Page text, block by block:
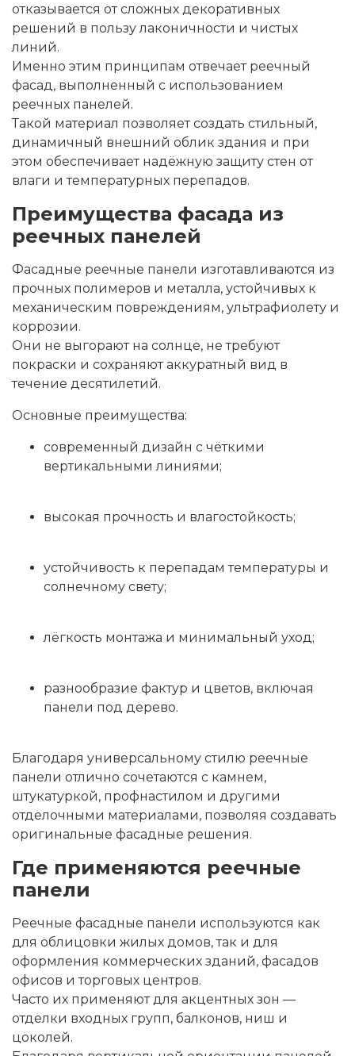
отказывается от сложных декоративных
решений в пользу лаконичности и чистых
линий.
Именно этим принципам отвечает реечный
фасад , выполненный с использованием
реечных панелей.
Такой материал позволяет создать стильный,
динамичный внешний облик здания и при
этом обеспечивает надёжную защиту стен от
влаги и температурных перепадов.
Преимущества фасада из
реечных панелей
Фасадные реечные панели изготавливаются из
прочных полимеров и металла, устойчивых к
механическим повреждениям, ультрафиолету и
коррозии.
Они не выгорают на солнце, не требуют
покраски и сохраняют аккуратный вид в
течение десятилетий.
Основные преимущества:
современный дизайн с чёткими
вертикальными линиями;
высокая прочность и влагостойкость;
устойчивость к перепадам температуры и
солнечному свету;
лёгкость монтажа и минимальный уход;
разнообразие фактур и цветов, включая
панели под дерево.
Благодаря универсальному стилю реечные
панели отлично сочетаются с камнем,
штукатуркой, профнастилом и другими
отделочными материалами, позволяя создавать
оригинальные фасадные решения.
Где применяются реечные
панели
Реечные фасадные панели используются как
для облицовки жилых домов, так и для
оформления коммерческих зданий, фасадов
офисов и торговых центров.
Часто их применяют для акцентных зон —
отделки входных групп, балконов, ниш и
цоколей.